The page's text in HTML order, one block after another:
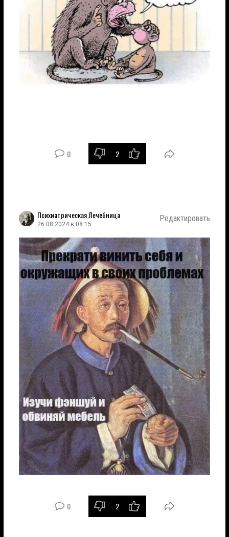
0 2
Психиатрическая Лечебница
26.08.2024 в 08:15
Редактировать
0 2